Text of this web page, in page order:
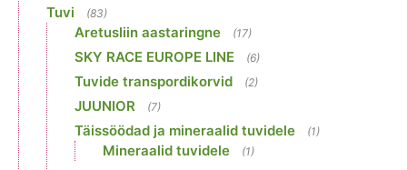
Tuvi (83)
Aretusliin aastaringne (17)
SKY RACE EUROPE LINE (6)
Tuvide transpordikorvid (2)
JUUNIOR (7)
Täissöödad ja mineraalid tuvidele (1)
Mineraalid tuvidele (1)